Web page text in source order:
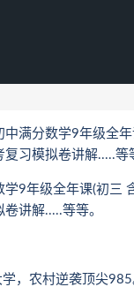
分数学9年级全年
习模拟卷讲解.....等
年级全年课(初三 含
讲解.....等等。
农村逆袭顶尖985